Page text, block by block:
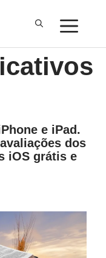
e iPad.
dos
iOS grátis e